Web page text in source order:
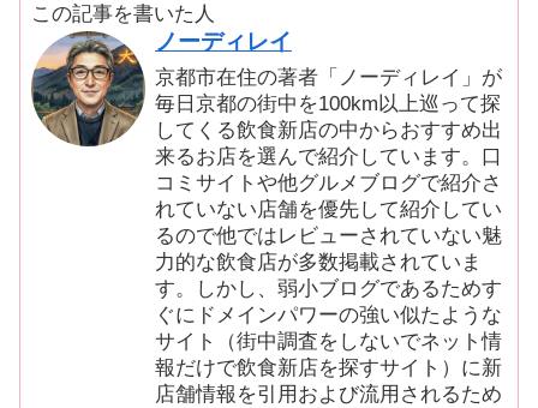
この記事を書いた人
ノーディレイ
京都市在住の著者「ノーディレイ」が
毎日京都の街中を100km以上巡って探
してくる飲食新店の中からおすすめ出
来るお店を選んで紹介しています。口
コミサイトや他グルメブログで紹介さ
れていない店舗を優先して紹介してい
るので他ではレビューされていない魅
力的な飲食店が多数掲載されていま
す。しかし、弱小ブログであるためす
ぐにドメインパワーの強い似たような
サイト（街中調査をしないでネット情
報だけで飲食新店を探すサイト）に新
店舗情報を引用および流用されるため